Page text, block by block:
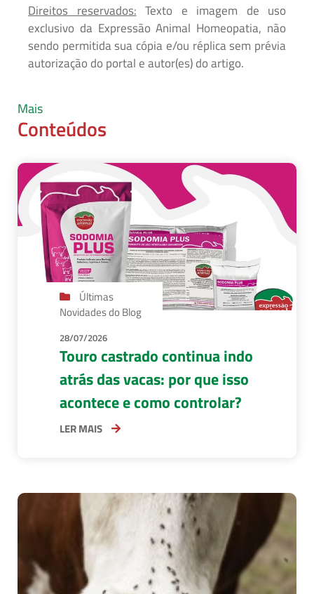
Direitos reservados: Texto e imagem de uso
exclusivo da Expressão Animal Homeopatia, não
sendo permitida sua cópia e/ou réplica sem prévia
autorização do portal e autor(es) do artigo.
Mais
Conteúdos
Últimas
Novidades do Blog
28/07/2026
Touro castrado continua indo
atrás das vacas: por que isso
acontece e como controlar?
LER MAIS